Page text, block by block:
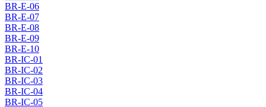
BR-E-06
BR-E-07
BR-E-08
BR-E-09
BR-E-10
BR-IC-01
BR-IC-02
BR-IC-03
BR-IC-04
BR-IC-05